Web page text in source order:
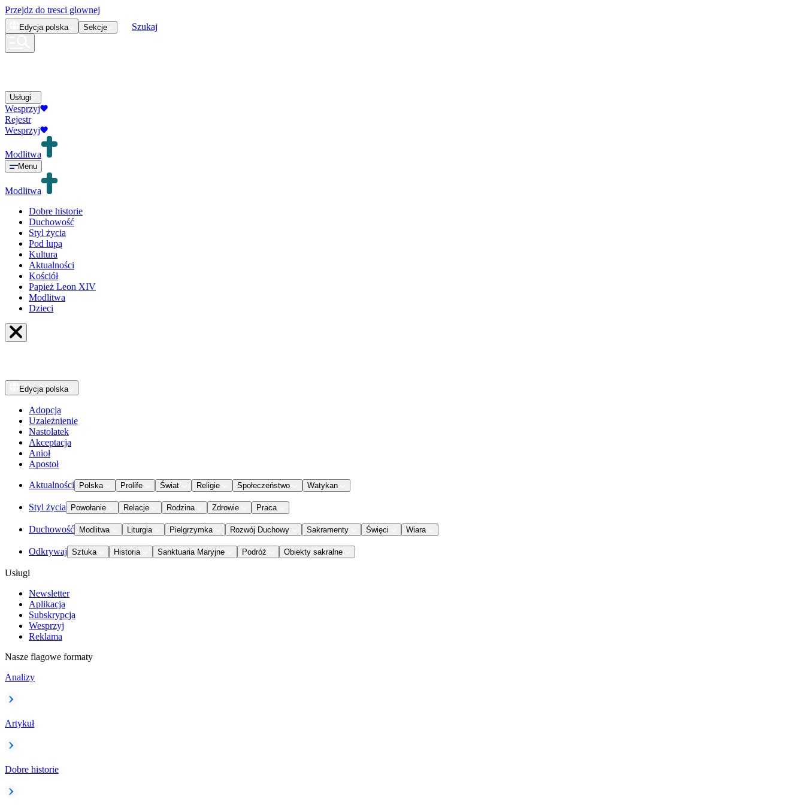
Przejdz do tresci glownej
Edycja polska Sekcje Szukaj
Usługi
Wesprzyj
Rejestr
Wesprzyj
Modlitwa
Menu
Modlitwa
Dobre historie
Duchowość
Styl życia
Pod lupą
Kultura
Aktualności
Kościół
Papież Leon XIV
Modlitwa
Dzieci
Edycja polska
Adopcja
Uzależnienie
Nastolatek
Akceptacja
Anioł
Apostoł
Aktualności Polska Prolife Świat Religie Społeczeństwo Watykan
Styl życia Powołanie Relacje Rodzina Zdrowie Praca
Duchowość Modlitwa Liturgia Pielgrzymka Rozwój Duchowy Sakramenty Święci Wiara
Odkrywaj Sztuka Historia Sanktuaria Maryjne Podróż Obiekty sakralne
Usługi
Newsletter
Aplikacja
Subskrypcja
Wesprzyj
Reklama
Nasze flagowe formaty
Analizy
Artykuł
Dobre historie